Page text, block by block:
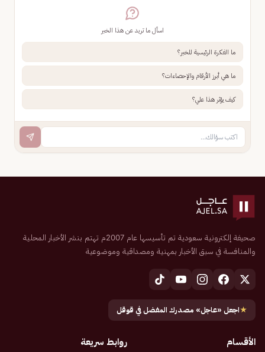
اسأل ما تريد عن هذا الخبر
ما الفكرة الرئيسية للخبر؟
ما هي أبرز الأرقام والإحصاءات؟
كيف يؤثر هذا علي؟
صحيفة إلكترونية سعودية تم تأسيسها عام 2007م تهتم بنشر الأخبار المحلية
والمنافسة في سبق الأخبار بمهنية ومصداقية وموضوعية
★اجعل «عاجل» مصدرك المفضل في قوقل
الأقسام روابط سريعة